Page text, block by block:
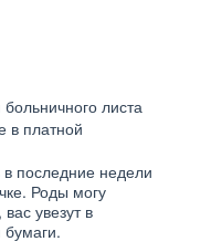
листа
в платной
последние недели
Роды могу
увезут в